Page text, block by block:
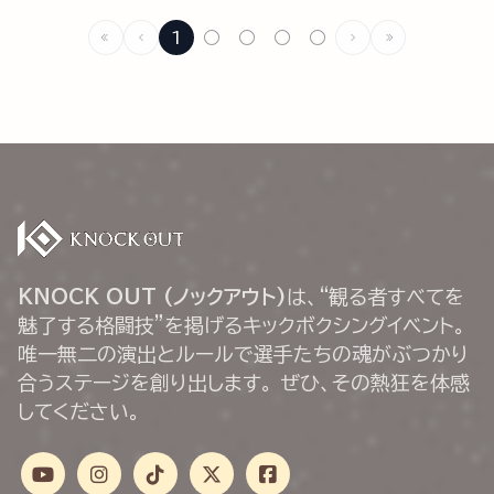
1 ○ ○ ○ ○
KNOCK OUT (ノックアウト) は、“観る者すべてを
魅了する格闘技”を掲げるキックボクシングイベント。
唯一無二の演出とルールで選手たちの魂がぶつかり
合うステージを創り出します。 ぜひ、その熱狂を体感
してください。